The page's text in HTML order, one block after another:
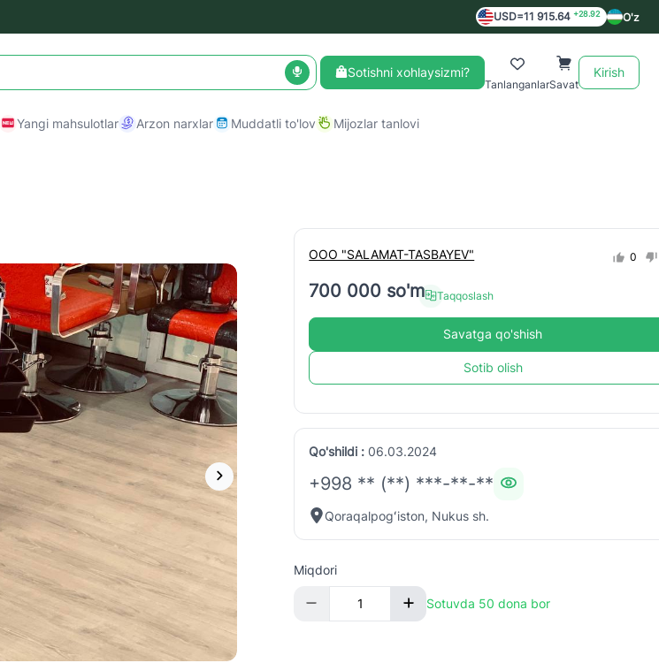
USD=11 915.64 +28.92 O'z
Sotishni xohlaysizmi?
TanlanganlarSavat
Kirish
Yangi mahsulotlar Arzon narxlar Muddatli to'lov Mijozlar tanlovi
ООО "SALAMAT-TASBAYEV" 0
700 000 so'm Taqqoslash
Savatga qo'shish
Sotib olish
Qo'shildi : 06.03.2024
+998 ** (**) ***-**-**
Qoraqalpogʻiston, Nukus sh.
Miqdori
Sotuvda 50 dona bor